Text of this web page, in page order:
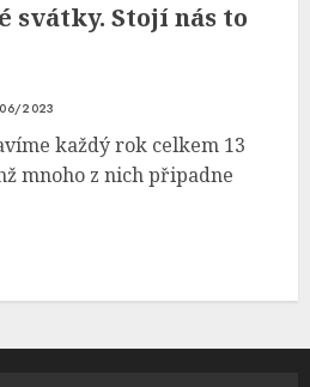
svátky. Stojí nás to
2023
každý rok celkem 13
mnoho z nich připadne